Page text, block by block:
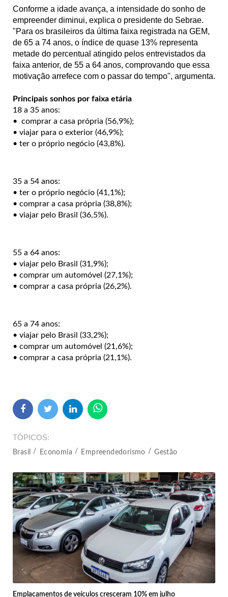
Conforme a idade avança, a intensidade do sonho de
empreender diminui, explica o presidente do Sebrae.
"Para os brasileiros da última faixa registrada na GEM,
de 65 a 74 anos, o índice de quase 13% representa
metade do percentual atingido pelos entrevistados da
faixa anterior, de 55 a 64 anos, comprovando que essa
motivação arrefece com o passar do tempo", argumenta.
Principais sonhos por faixa etária
18 a 35 anos:
• comprar a casa própria (56,9%);
• viajar para o exterior (46,9%);
• ter o próprio negócio (43,8%).
35 a 54 anos:
• ter o próprio negócio (41,1%);
• comprar a casa própria (38,8%);
• viajar pelo Brasil (36,5%).
55 a 64 anos:
• viajar pelo Brasil (31,9%);
• comprar um automóvel (27,1%);
• comprar a casa própria (26,2%).
65 a 74 anos:
• viajar pelo Brasil (33,2%);
• comprar um automóvel (21,6%);
• comprar a casa própria (21,1%).
TÓPICOS
Brasil Economia Empreendedorismo Gestão
Emplacamentos de veículos cresceram 10% em julho